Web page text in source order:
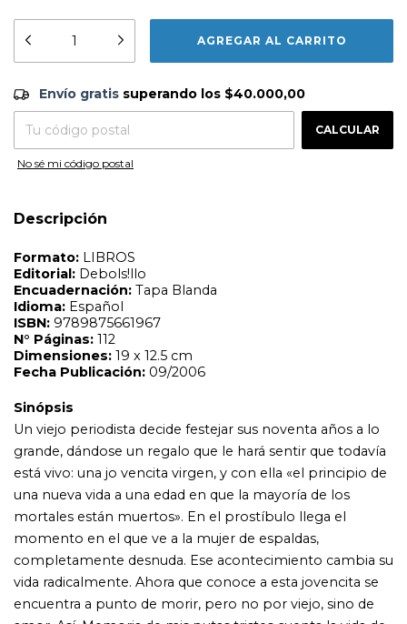
Envío gratis $40.000,00
Entregas para el CP: CAMBIAR CP
Envío gratis superando los $40.000,00
CALCULAR
No sé mi código postal
Descripción
Formato:
LIBROS
Editorial:
Debols!llo
Encuadernación:Tapa Blanda
ISBN:9789875661967
N°Páginas:112
Dimensiones:19 x 12.5 cm
Fecha Publicación:09/2006
Sinópsis
está vivo: una jo vencita virgen, y con ella «el principio de
mortales están muertos». En el prostíbulo llega el
momento en el que ve a la mujer de espaldas,
completamente desnuda. Ese acontecimiento cambia su
vida radicalmente. Ahora que conoce a esta jovencita se
encuentra a punto de morir, pero no por viejo, sino de
amor. Así, Memoria de mis putas tristes cuenta la vida de
este anciano solitario, un apasionado de la música clásica,
nada aficionado a las mascotas y lleno de manías. Por él
fueron pocas) siempre dio a cambio algo de dinero, pero
nunca imaginó que de ese modo encontraría el
verdadero amor. Esta novela de Gabriel García Márquez
es una conmovedora reflexión que celebra las alegrías
del enamoramiento, las desventuras de la vejez y, ante
todo, lo que sucede cuando sexo y amor se juntan para
darle un sentido a la existencia. Nos encontramos ante
un relato aparentemente sencillo pero cargado de
resonancias, una historia narrada con el excepcional
estilo y la maestría en el arte de contar de los que solo es
capaz el autor colombiano. «El año de mis noventa años
quise regalarme una noche de amor loco con una